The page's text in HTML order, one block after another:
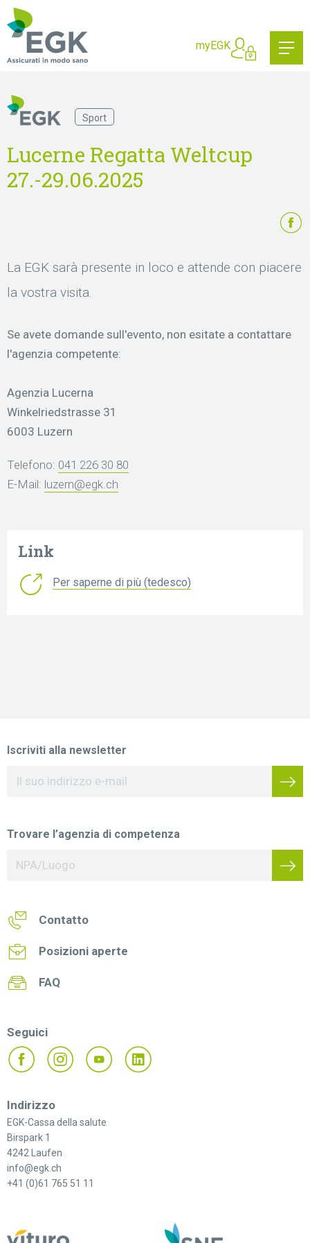
myEGK
Sport
Lucerne Regatta Weltcup
27.-29.06.2025
La EGK sarà presente in loco e attende con piacere
la vostra visita.
Se avete domande sull'evento, non esitate a contattare
l'agenzia competente:
Agenzia Lucerna
Winkelriedstrasse 31
6003 Luzern
Telefono: 041 226 30 80
E-Mail: luzern@egk.ch
Link
Per saperne di più (tedesco)
Iscriviti alla newsletter
Trovare l’agenzia di competenza
Contatto
Posizioni aperte
FAQ
Seguici
Indirizzo
EGK-Cassa della salute
Birspark 1
4242 Laufen
info@egk.ch
+41 (0)61 765 51 11
Cosa state cercando?